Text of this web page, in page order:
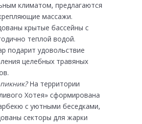
климатом, предлагаются
массажи.
крытые бассейны с
теплой водой.
подарит удовольствие
целебных травяных
На территории
Хотея» сформирована
с уютными беседками,
секторы для жарки